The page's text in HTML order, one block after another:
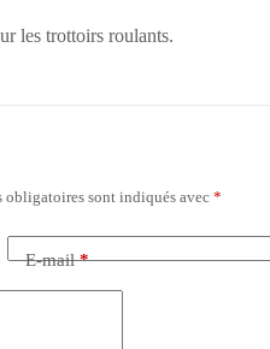
les trottoirs roulants.
obligatoires sont indiqués avec *
E-mail*